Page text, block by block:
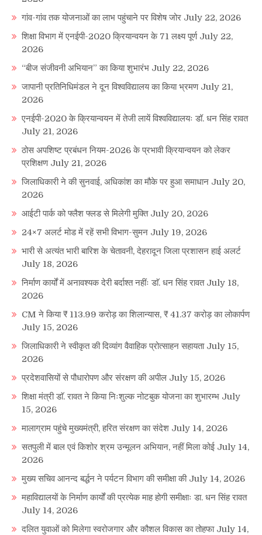
गांव-गांव तक योजनाओं का लाभ पहुंचाने पर विशेष जोर July 22, 2026
शिक्षा विभाग में एनईपी-2020 क्रियान्वयन के 71 लक्ष्य पूर्ण July 22,
2026
“बीज संजीवनी अभियान” का किया शुभारंभ July 22, 2026
जापानी प्रतिनिधिमंडल ने दून विश्वविद्यालय का किया भ्रमण July 21,
2026
एनईपी-2020 के क्रियान्वयन में तेजी लायें विश्वविद्यालयः डॉ. धन सिंह रावत
July 21, 2026
ठोस अपशिष्ट प्रबंधन नियम-2026 के प्रभावी क्रियान्वयन को लेकर
प्रशिक्षण July 21, 2026
जिलाधिकारी ने की सुनवाई, अधिकांश का मौके पर हुआ समाधान July 20,
2026
आईटी पार्क को फ्लैश फ्लड से मिलेगी मुक्ति July 20, 2026
24×7 अलर्ट मोड में रहें सभी विभाग-सुमन July 19, 2026
भारी से अत्यंत भारी बारिश के चेतावनी, देहरादून जिला प्रशासन हाई अलर्ट
July 18, 2026
निर्माण कार्यों में अनावश्यक देरी बर्दाश्त नहींः डाॅ. धन सिंह रावत July 18,
2026
CM ने किया ₹ 113.99 करोड़ का शिलान्यास, ₹ 41.37 करोड़ का लोकार्पण
July 15, 2026
जिलाधिकारी ने स्वीकृत की दिव्यांग वैवाहिक प्रोत्साहन सहायता July 15,
2026
प्रदेशवासियों से पौधारोपण और संरक्षण की अपील July 15, 2026
शिक्षा मंत्री डाॅ. रावत ने किया निःशुल्क नोटबुक योजना का शुभारम्भ July
15, 2026
मालाग्राम पहुंचे मुख्यमंत्री, हरित संरक्षण का संदेश July 14, 2026
सतपुली में बाल एवं किशोर श्रम उन्मूलन अभियान, नहीं मिला कोई July 14,
2026
मुख्य सचिव आनन्द बर्द्धन ने पर्यटन विभाग की समीक्षा की July 14, 2026
महाविद्यालयों के निर्माण कार्यों की प्रत्येक माह होगी समीक्षाः डा. धन सिंह रावत
July 14, 2026
दलित युवाओं को मिलेगा स्वरोजगार और कौशल विकास का तोहफा July 14,